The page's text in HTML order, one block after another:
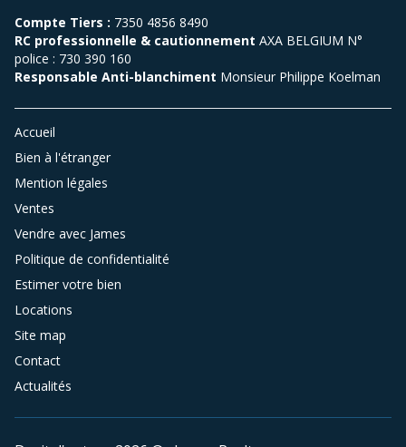
Compte Tiers : 7350 4856 8490
RC professionnelle & cautionnement AXA BELGIUM N°
police : 730 390 160
Responsable Anti-blanchiment Monsieur Philippe Koelman
Accueil
Bien à l'étranger
Mention légales
Ventes
Vendre avec James
Politique de confidentialité
Estimer votre bien
Locations
Site map
Contact
Actualités